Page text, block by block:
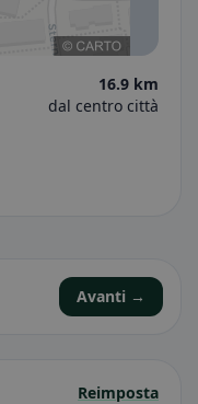
Reimposta
16.9 km
dal centro città
Avanti →